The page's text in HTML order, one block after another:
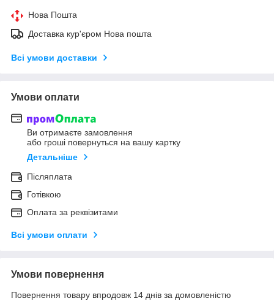
Нова Пошта
Доставка кур'єром Нова пошта
Всі умови доставки
Умови оплати
Ви отримаєте замовлення
або гроші повернуться на вашу картку
Детальніше
Післяплата
Готівкою
Оплата за реквізитами
Всі умови оплати
Умови повернення
Повернення товару впродовж 14 днів за домовленістю